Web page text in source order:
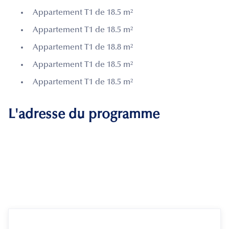
Appartement T1 de 18.5 m²
Appartement T1 de 18.5 m²
Appartement T1 de 18.8 m²
Appartement T1 de 18.5 m²
Appartement T1 de 18.5 m²
L'adresse du programme